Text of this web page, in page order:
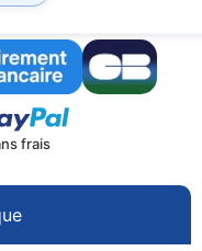
frais